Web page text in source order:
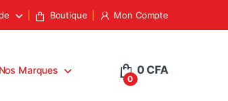
Boutique Mon Compte
Marques
0
0CFA